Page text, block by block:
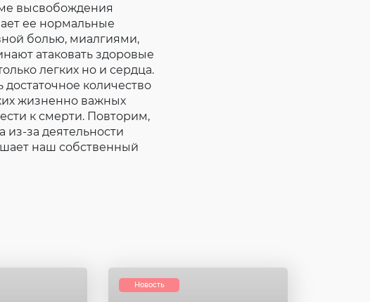
высвобождения
ее нормальные
болью, миалгиями,
атаковать здоровые
легких но и сердца.
количество
жизненно важных
к смерти. Повторим,
из-за деятельности
наш собственный
Новость